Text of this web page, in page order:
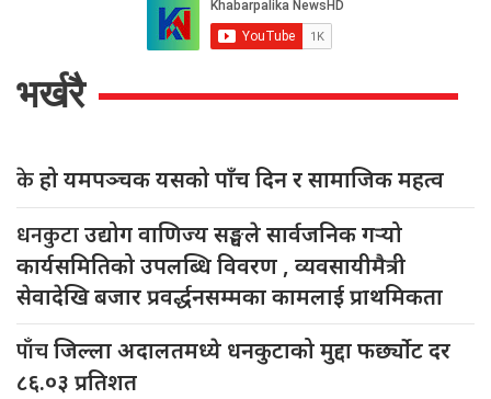
भर्खरै
केहो यमपञ्चक यसको पाँच दिन र सामाजिक महत्व
धनकुटाउद्योग वाणिज्य सङ्घले सार्वजनिक गर्‍यो
कार्यसमितिको उपलब्धि विवरण , व्यवसायीमैत्री
सेवादेखि बजार प्रवर्द्धनसम्मका कामलाई प्राथमिकता
पाँचजिल्ला अदालतमध्ये धनकुटाको मुद्दा फर्छ्योट दर
८६.०३ प्रतिशत